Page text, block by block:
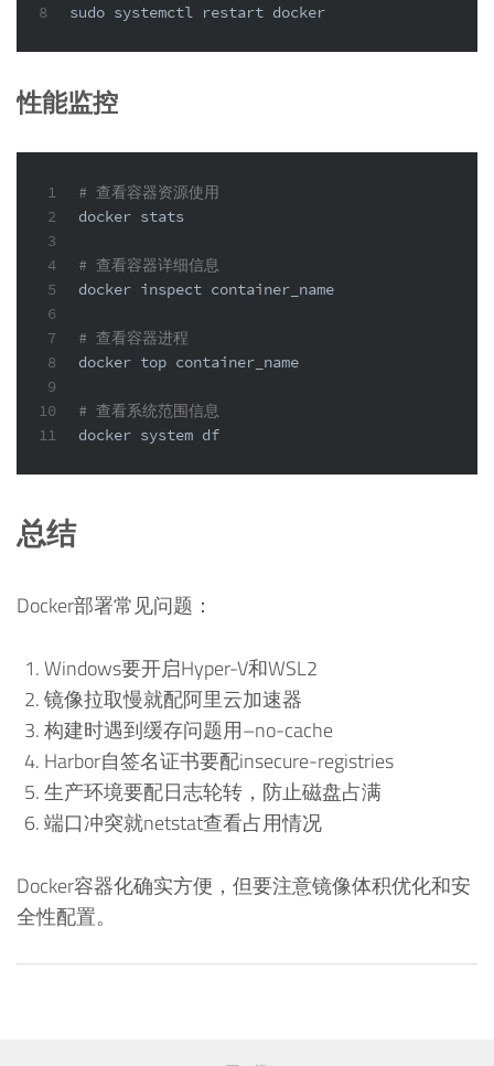
8
sudo systemctl restart docker
性能监控
1
2
3
4
5
6
7
8
9
10
11
# 查看容器资源使用
docker stats
# 查看容器详细信息
docker inspect container_name
# 查看容器进程
docker top container_name
# 查看系统范围信息
docker system df
总结
Docker部署常见问题：
Windows要开启Hyper-V和WSL2
镜像拉取慢就配阿里云加速器
构建时遇到缓存问题用–no-cache
Harbor自签名证书要配insecure-registries
生产环境要配日志轮转，防止磁盘占满
端口冲突就netstat查看占用情况
Docker容器化确实方便，但要注意镜像体积优化和安
全性配置。